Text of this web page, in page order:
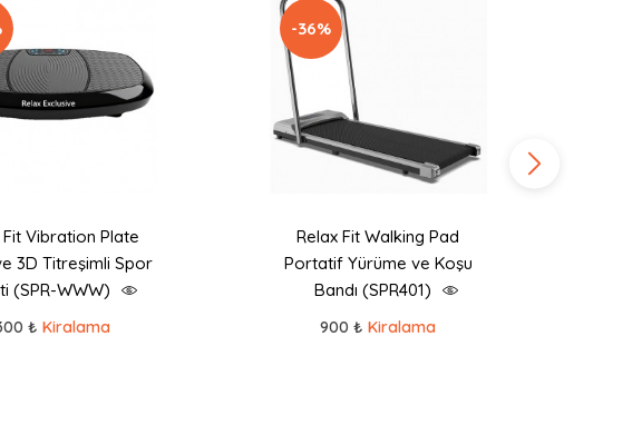
Fit Vibration Plate
3D Titreşimli Spor
(SPR-WWW)
₺ Kiralama
-36%
Relax Fit Walking Pad
Portatif Yürüme ve Koşu
Bandı (SPR401)
900 ₺ Kiralama